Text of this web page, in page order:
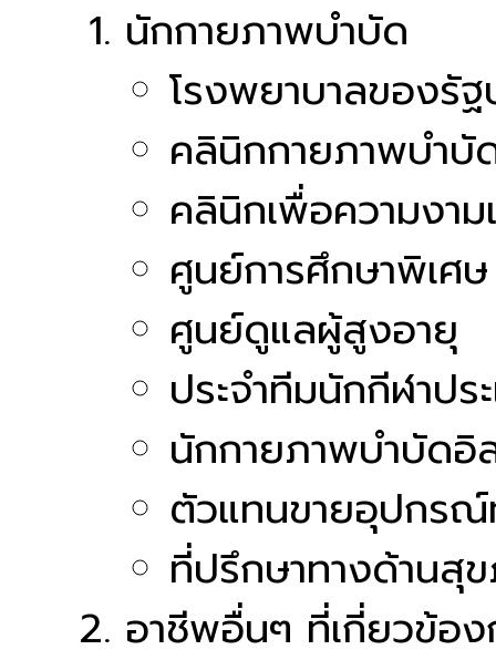
นักกายภาพบำบัด
โรงพยาบาลของรัฐ
คลินิกกายภาพบำบั
คลินิกเพื่อความงาม
ศูนย์การศึกษาพิเศษ
ศูนย์ดูแลผู้สูงอายุ
ประจำทีมนักกีฬาปร
นักกายภาพบำบัดอิ
ตัวแทนขายอุปกร
ที่ปรึกษาทางด้านสุ
อาชีพอื่นๆ ที่เกี่ยวข้อ